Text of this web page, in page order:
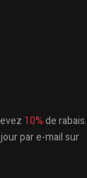
10%de rabais.
par e-mail sur